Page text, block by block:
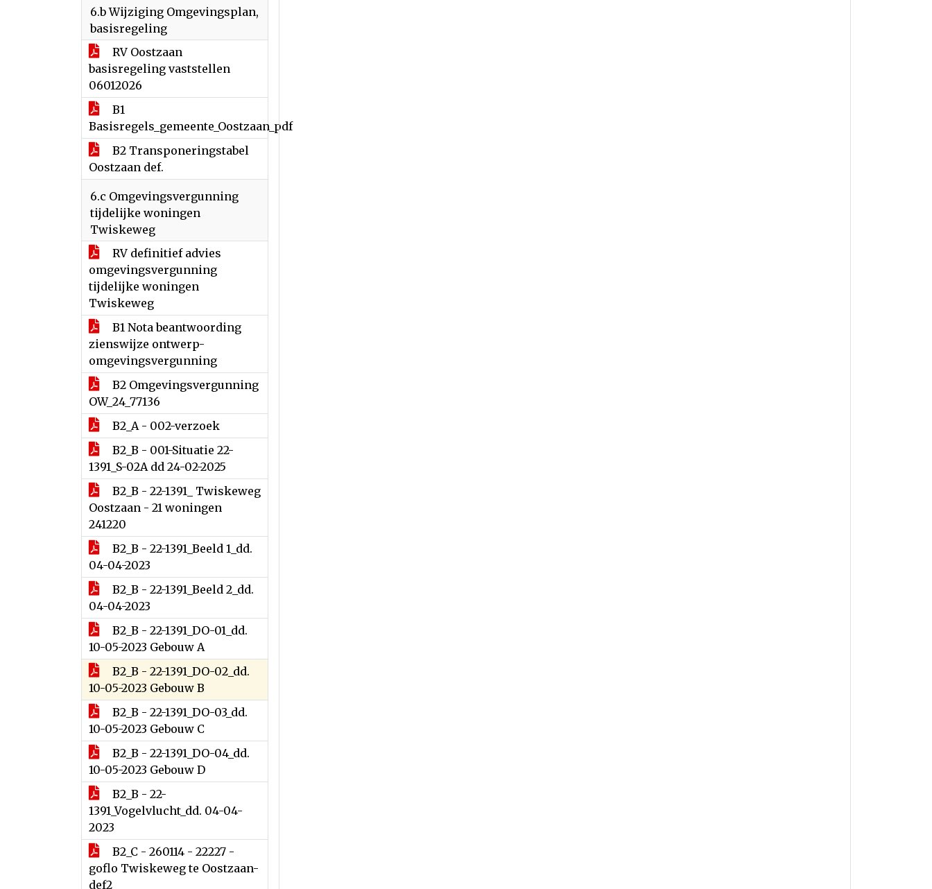
6.b Wijziging Omgevingsplan,
basisregeling
RV Oostzaan
basisregeling vaststellen
06012026
B1
Basisregels_gemeente_Oostzaan_pdf
B2 Transponeringstabel
Oostzaan def.
6.c Omgevingsvergunning
tijdelijke woningen
Twiskeweg
RV definitief advies
omgevingsvergunning
tijdelijke woningen
Twiskeweg
B1 Nota beantwoording
zienswijze ontwerp-
omgevingsvergunning
B2 Omgevingsvergunning
OW_24_77136
B2_A - 002-verzoek
B2_B - 001-Situatie 22-
1391_S-02A dd 24-02-2025
B2_B - 22-1391_ Twiskeweg
Oostzaan - 21 woningen
241220
B2_B - 22-1391_Beeld 1_dd.
04-04-2023
B2_B - 22-1391_Beeld 2_dd.
04-04-2023
B2_B - 22-1391_DO-01_dd.
10-05-2023 Gebouw A
B2_B - 22-1391_DO-02_dd.
10-05-2023 Gebouw B
B2_B - 22-1391_DO-03_dd.
10-05-2023 Gebouw C
B2_B - 22-1391_DO-04_dd.
10-05-2023 Gebouw D
B2_B - 22-
1391_Vogelvlucht_dd. 04-04-
2023
B2_C - 260114 - 22227 -
goflo Twiskeweg te Oostzaan-
def2